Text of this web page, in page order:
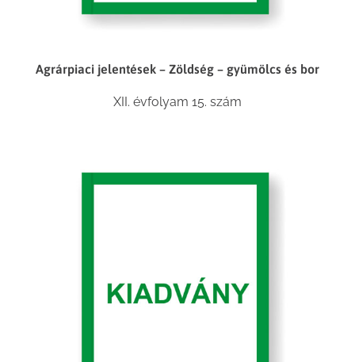
Agrárpiaci jelentések – Zöldség – gyümölcs és bor
XII. évfolyam 15. szám